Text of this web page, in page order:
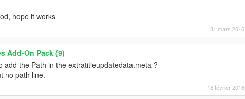
hope it works
31 mars 2016
Add-On Pack (9)
add the Path in the extratitleupdatedata.meta ?
no path line.
18 février 2016